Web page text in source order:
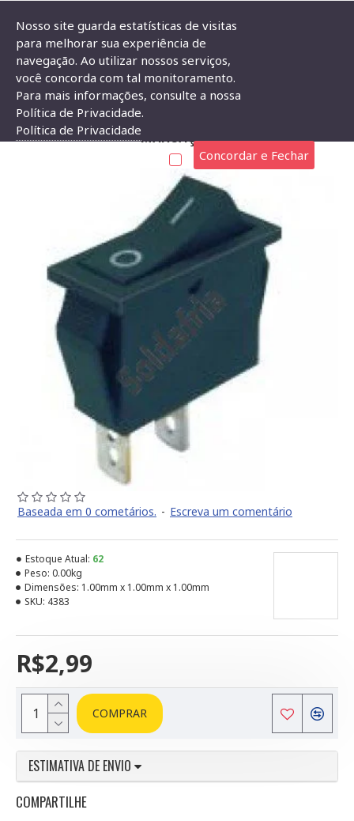
Chave Gangorra KCD3-101 Preta Com Marcação
CHAVE GANGORRA KCD3-101 PRETA COM
MARCAÇÃO
Baseada em 0 cometários. - Escreva um comentário
R$2,99
Estoque Atual: 62
Peso: 0.00kg
Dimensões: 1.00mm x 1.00mm x 1.00mm
SKU: 4383
COMPRAR
ESTIMATIVA DE ENVIO
COMPARTILHE
Nosso site guarda estatísticas de visitas
para melhorar sua experiência de
navegação. Ao utilizar nossos serviços,
você concorda com tal monitoramento.
Para mais informações, consulte a nossa
Política de Privacidade.
Política de Privacidade
Concordar e Fechar